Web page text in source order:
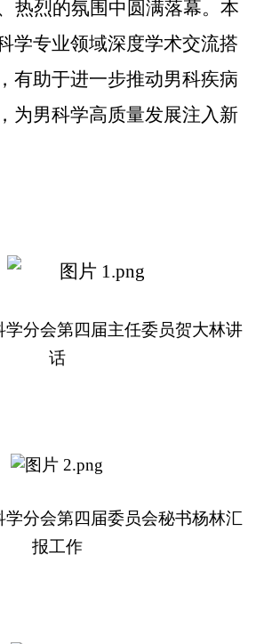
热烈的氛围中圆满落幕。本
学专业领域深度学术交流搭
有助于进一步推动男科疾病
为男科学高质量发展注入新
学分会第四届主任委员贺大林讲
话
学分会第四届委员会秘书杨林汇
报工作